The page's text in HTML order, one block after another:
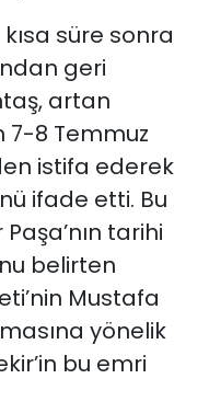
süre sonra
geri
artan
7-8 Temmuz
istifa ederek
ifade etti. Bu
tarihi
belirten
Mustafa
yönelik
bu emri